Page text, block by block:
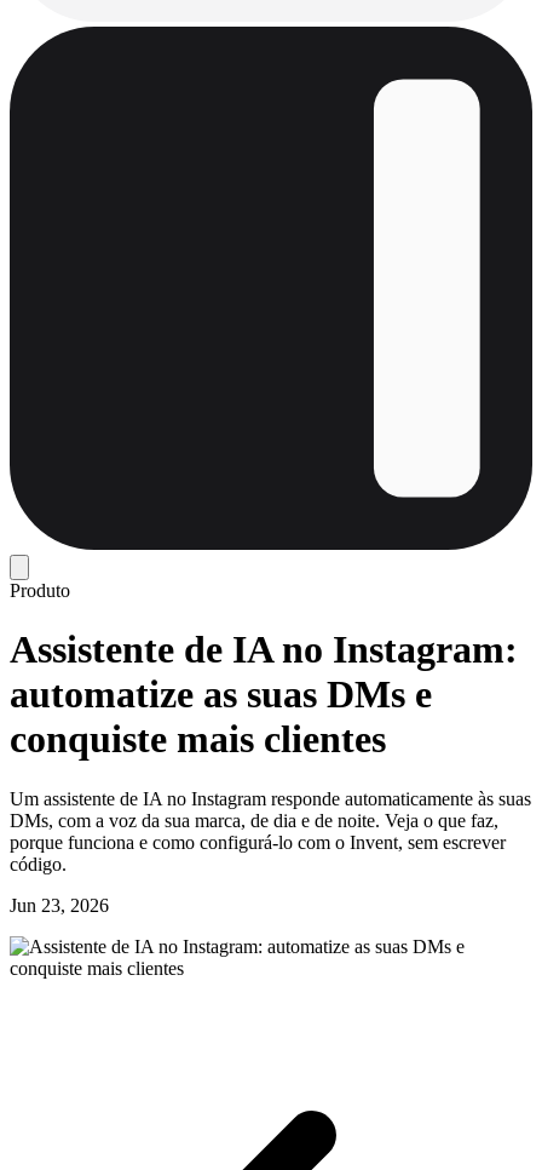
Produto
Assistente de IA no Instagram:
automatize as suas DMs e
conquiste mais clientes
Um assistente de IA no Instagram responde automaticamente às suas
DMs, com a voz da sua marca, de dia e de noite. Veja o que faz,
porque funciona e como configurá-lo com o Invent, sem escrever
código.
Jun 23, 2026